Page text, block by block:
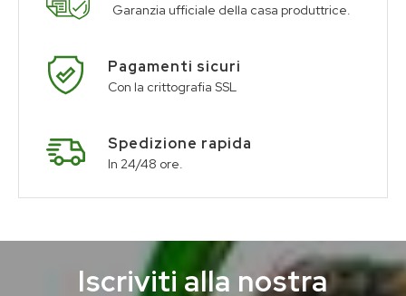
Garanzia ufficiale della casa produttrice.
Pagamenti sicuri
Con la crittografia SSL
Spedizione rapida
In 24/48 ore.
Iscriviti alla nostra